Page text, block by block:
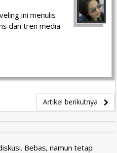
ini menulis
dan tren media
Artikel berikutnya
Bebas, namun tetap